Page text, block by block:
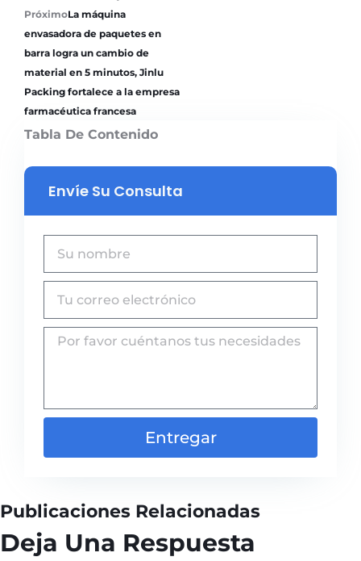
PróximoLa máquina
envasadora de paquetes en
barra logra un cambio de
material en 5 minutos, Jinlu
Packing fortalece a la empresa
farmacéutica francesa
Tabla De Contenido
Envíe Su Consulta
Entregar
Publicaciones Relacionadas
Deja Una Respuesta